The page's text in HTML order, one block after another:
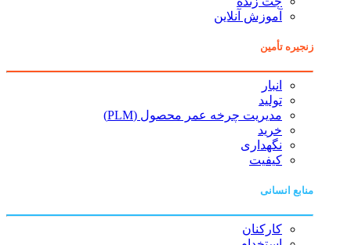
آموزش آنلاین
زنجیره تأمین
انبار
تولید
مدیریت چرخه عمر محصول (PLM)
خرید
نگهداری
کیفیت
منابع انسانی
کارکنان